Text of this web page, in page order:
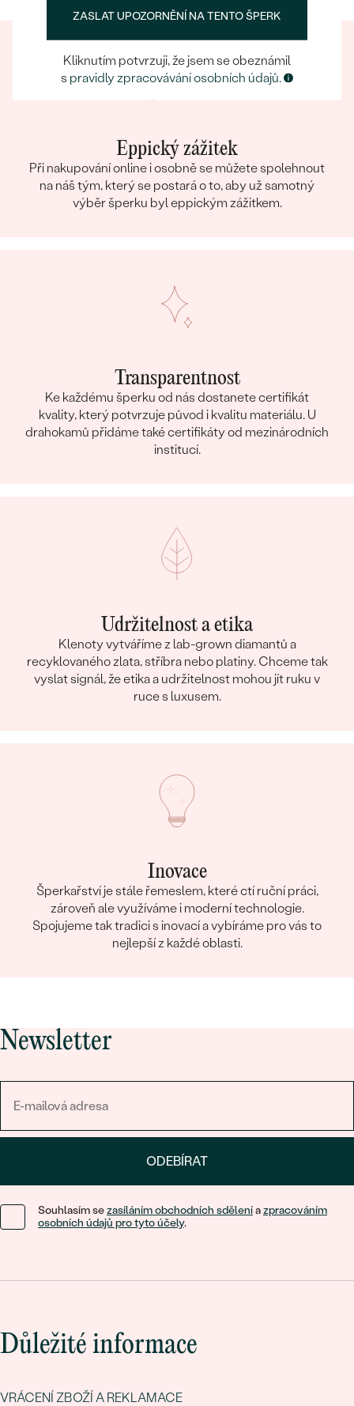
Eppický zážitek
Při nakupování online i osobně se můžete spolehnout
na náš tým, který se postará o to, aby už samotný
výběr šperku byl eppickým zážitkem.
Transparentnost
Ke každému šperku od nás dostanete certifikát
kvality, který potvrzuje původ i kvalitu materiálu. U
drahokamů přidáme také certifikáty od mezinárodních
institucí.
Udržitelnost a etika
Klenoty vytváříme z lab-grown diamantů a
recyklovaného zlata, stříbra nebo platiny. Chceme tak
vyslat signál, že etika a udržitelnost mohou jít ruku v
ruce s luxusem.
Inovace
Šperkařství je stále řemeslem, které ctí ruční práci,
zároveň ale využíváme i moderní technologie.
Spojujeme tak tradici s inovací a vybíráme pro vás to
nejlepší z každé oblasti.
Newsletter
ODEBÍRAT
Souhlasím sezasíláním obchodních sděleníazpracováním
osobních údajů pro tyto účely.
Důležité informace
VRÁCENÍ ZBOŽÍ A REKLAMACE
ZASLAT UPOZORNĚNÍ NA TENTO ŠPERK
Kliknutím potvrzuji, že jsem se obeznámil
s pravidly zpracovávání osobních údajů.